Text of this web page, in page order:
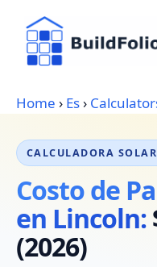
content
Home › Es›
CALCULADORA
Costo de
en Lincoln:
(2026)